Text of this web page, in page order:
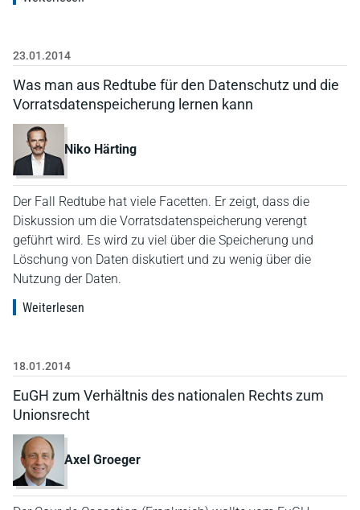
23.01.2014
Was man aus Redtube für den Datenschutz und die
Vorratsdatenspeicherung lernen kann
Niko Härting
Der Fall Redtube hat viele Facetten. Er zeigt, dass die
Diskussion um die Vorratsdatenspeicherung verengt
geführt wird. Es wird zu viel über die Speicherung und
Löschung von Daten diskutiert und zu wenig über die
Nutzung der Daten.
Weiterlesen
18.01.2014
EuGH zum Verhältnis des nationalen Rechts zum
Unionsrecht
Axel Groeger